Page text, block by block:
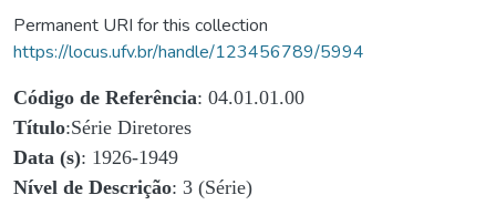
Permanent URI for this collection
https://locus.ufv.br/handle/123456789/5994
Código de Referência: 04.01.01.00
Título:Série Diretores
Data (s): 1926-1949
Nível de Descrição: 3 (Série)